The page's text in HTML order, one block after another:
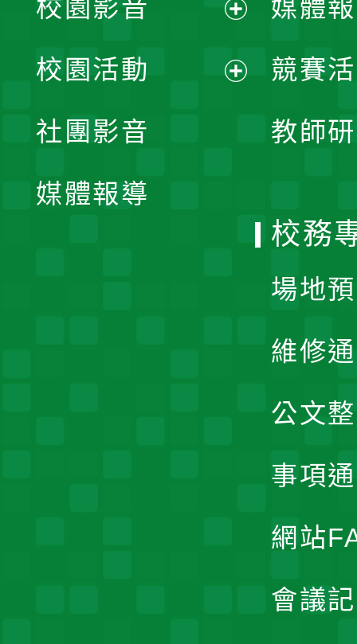
媒體
競賽
教師
校園影音
開
校園活動
社團影音
媒體報導
校務
場地
維修
公文
事項
網站
會議